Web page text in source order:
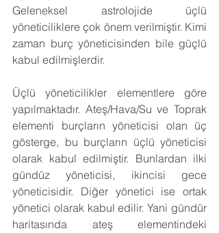
Geleneksel astrolojide üçlü
yöneticiliklere çok önem verilmiştir. Kimi
zaman burç yöneticisinden bile güçlü
kabul edilmişlerdir.
Üçlü yöneticilikler elementlere göre
yapılmaktadır. Ateş/Hava/Su ve Toprak
elementi burçların yöneticisi olan üç
gösterge, bu burçların üçlü yöneticisi
olarak kabul edilmiştir. Bunlardan ilki
gündüz yöneticisi, ikincisi gece
yöneticisidir. Diğer yönetici ise ortak
yönetici olarak kabul edilir. Yani gündür
haritasında ateş elementindeki